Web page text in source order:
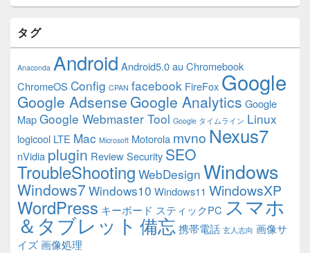
タグ
Anaconda Android Android5.0au Chromebook
ChromeOS Config CPAN facebook FireFox Google
Google Adsense Google Analytics Google
MapGoogle Webmaster Tool Google タイムライン Linux
logicool LTE Mac Microsoft Motorola mvno Nexus7
nVidia plugin ReviewSecurity SEO
TroubleShooting WebDesign Windows
Windows7 Windows10 Windows11 WindowsXP
WordPress キーボード スティックPC スマホ
＆タブレット 備忘 携帯電話 玄人志向 画像サ
イズ画像処理